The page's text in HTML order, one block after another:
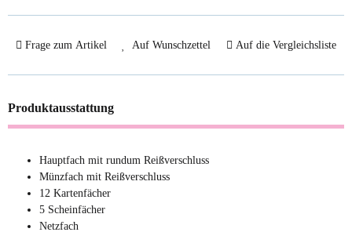
Frage zum Artikel Auf Wunschzettel Auf die Vergleichsliste
Produktausstattung
Hauptfach mit rundum Reißverschluss
Münzfach mit Reißverschluss
12 Kartenfächer
5 Scheinfächer
Netzfach